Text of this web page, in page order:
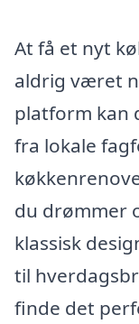
At få et nyt
aldrig været
platform kan
fra lokale
du drømmer
klassisk
til
finde det